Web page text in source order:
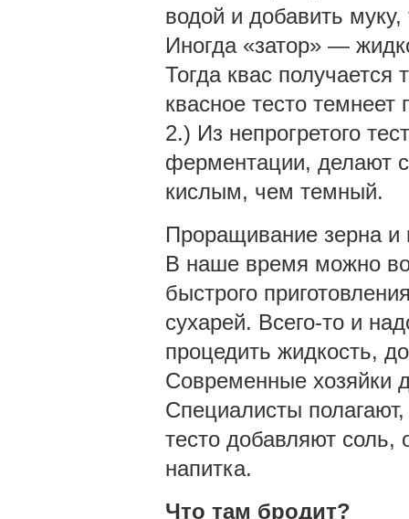
водой и добавить
Иногда «затор» —
Тогда квас
квасное тесто
2.) Из непрогретого
ферментации, делают
кислым, чем темный.
Проращивание зерна и
В наше время можно
быстрого
сухарей. Всего-то и
процедить жидкость,
Современные хозяйки
Специалисты
тесто добавляют соль,
напитка.
Что там бродит?